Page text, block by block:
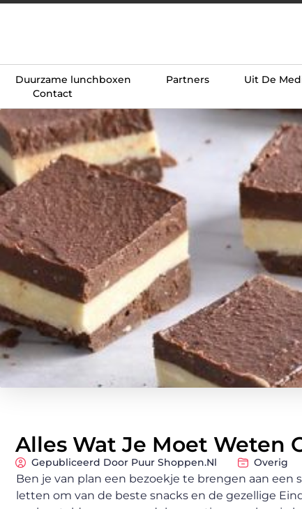
Duurzame lunchboxen Partners Uit De
Contact
Alles Wat Je Moet Weten
Gepubliceerd Door Puur Shoppen.nl Overig
Ben je van plan een bezoekje te brengen aan
letten om van de beste snacks en de gezellige